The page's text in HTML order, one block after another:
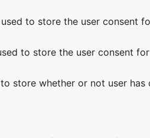
to store the user consent
to store the user consent
store whether or not user